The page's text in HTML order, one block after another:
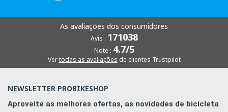
As avaliações dos consumidores
Avis : 171038
Note : 4.7/5
Vertodas as avaliações de clientes Trustpilot
NEWSLETTER PROBIKESHOP
Aproveite as melhores ofertas, as novidades de bicicleta